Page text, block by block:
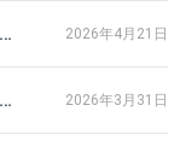
2026年4月21日
2026年3月31日